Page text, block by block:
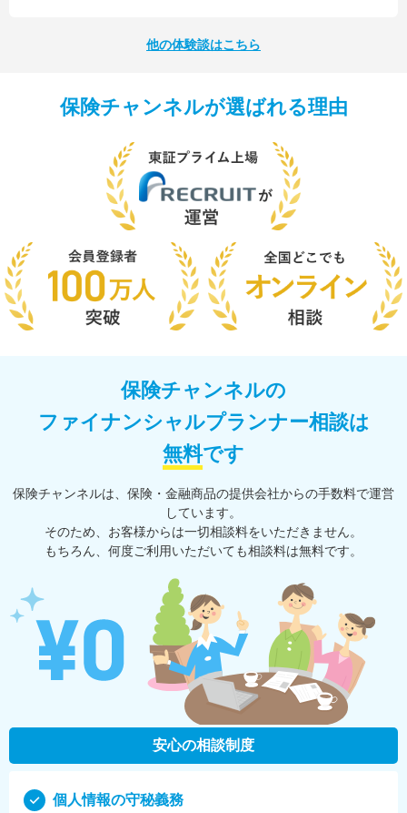
他の体験談はこちら
保険チャンネルが選ばれる理由
保険チャンネルの
ファイナンシャルプランナー相談は
無料です
保険チャンネルは、保険・⾦融商品の提供会社からの⼿数料で運営
しています。
そのため、お客様からは一切相談料をいただきません。
もちろん、何度ご利⽤いただいても相談料は無料です。
安心の相談制度
個⼈情報の守秘義務